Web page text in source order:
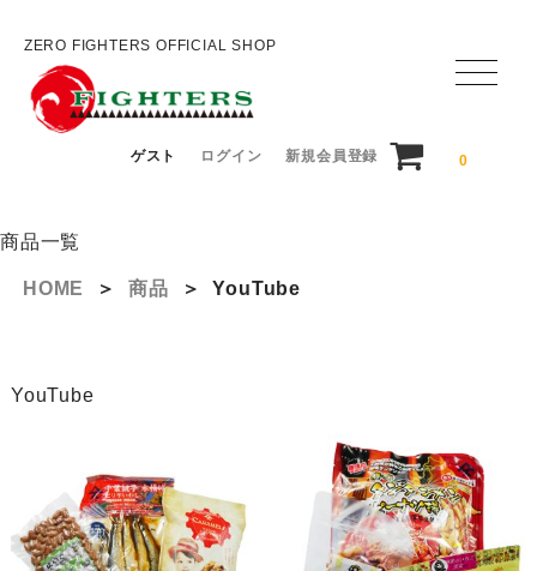
ZERO FIGHTERS OFFICIAL SHOP
ゲスト ログイン 新規会員登録 0
商品一覧
HOME ＞ 商品 ＞ YouTube
YouTube